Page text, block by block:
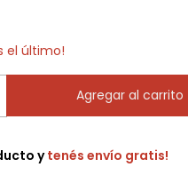
el último!
ytenés envío gratis!